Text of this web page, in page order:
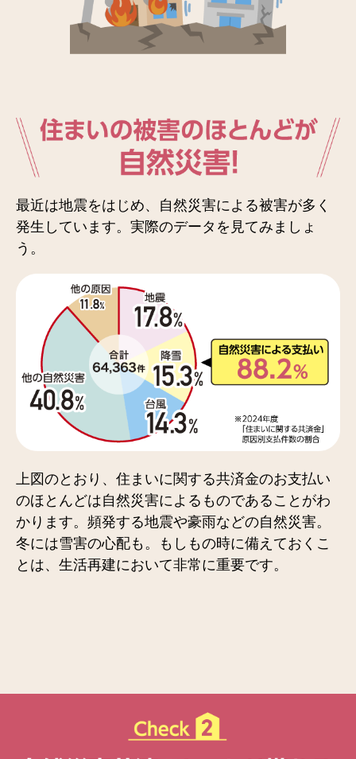
最近は地震をはじめ、自然災害による被害が多く
発生しています。実際のデータを見てみましょ
う。
上図のとおり、住まいに関する共済金のお支払い
のほとんどは自然災害によるものであることがわ
かります。頻発する地震や豪雨などの自然災害。
冬には雪害の心配も。もしもの時に備えておくこ
とは、生活再建において非常に重要です。